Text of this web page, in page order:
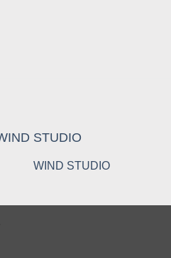
WIND STUDIO